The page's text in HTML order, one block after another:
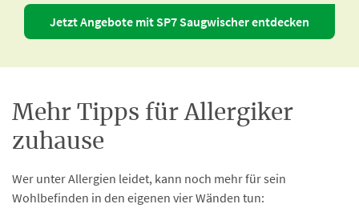
Jetzt Angebote mit SP7 Saugwischer entdecken
Mehr Tipps für Allergiker
zuhause
Wer unter Allergien leidet, kann noch mehr für sein
Wohlbefinden in den eigenen vier Wänden tun: